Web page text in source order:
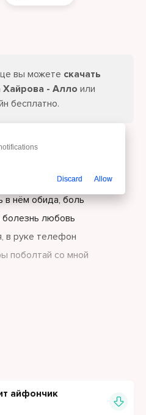
вы можете скачать
Хайрова - Алло или
бесплатно.
в нём обида, боль
любовь
в руке телефон
поболтай со мной
танцы до утра, траблы
я сошла с ума, сошла с ума
сбежать
айфончик
Discard Allow